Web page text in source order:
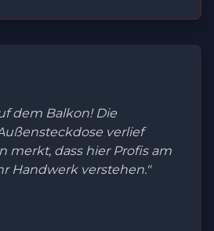
dem Balkon! Die
verlief
merkt, dass hier Profis am
Handwerk verstehen."